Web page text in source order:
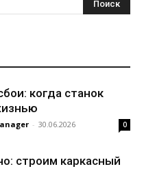
когда станок
- 30.06.2026 0
строим каркасный